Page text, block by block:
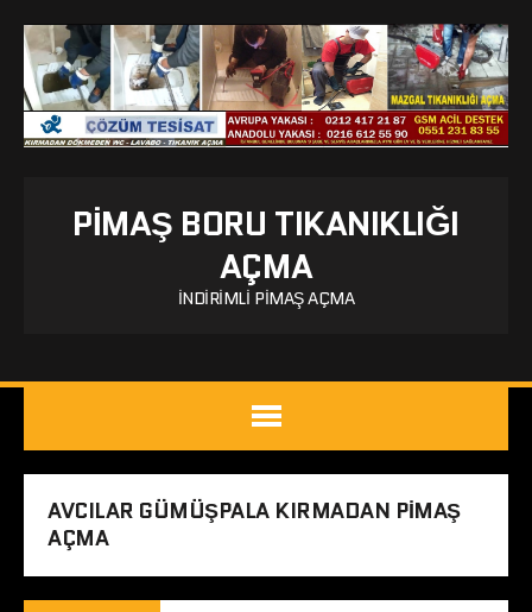
PIMAŞ BORU TIKANIKLIĞI
AÇMA
İNDIRIMLI PIMAŞ AÇMA
AVCILAR GÜMÜŞPALA KIRMADAN PIMAŞ
AÇMA